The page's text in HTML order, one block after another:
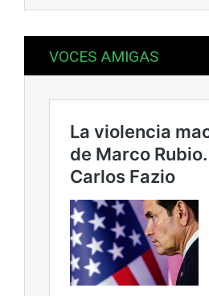
VOCES AMIGAS